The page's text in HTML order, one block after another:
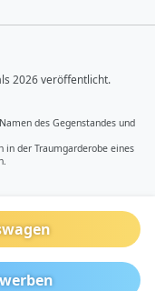
2026 veröffentlicht.
des Gegenstandes und
in der Traumgarderobe eines